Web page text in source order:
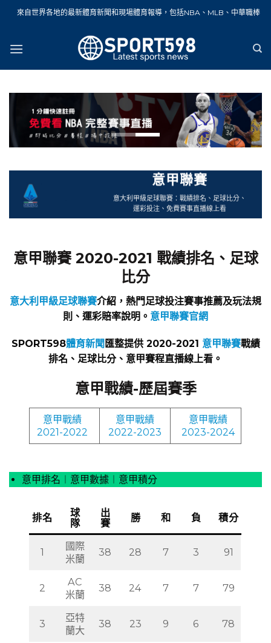
Skip
地的最新體育新聞和現場體育報導，包括NBA、MLB、中華職棒、籃球、網球
意甲聯賽
意大利甲級足球聯賽：戰績排名、足球比分、
運彩投注、免費賽事直播線上看
意甲聯賽 2020-2021 戰績排名、足球
比分
意大利甲級足球聯賽介紹，熱門足球投注賽事推薦及玩法規
則、運彩賠率說明。 意甲聯賽官網
SPORT598體育新聞匯整提供 2020-2021 意甲聯賽戰績
排名、足球比分、意甲賽程直播線上看。
意甲戰績-歷屆賽季
意甲戰績
2021-2022
意甲戰績
2022-2023
意甲戰績
2023-2024
意甲排名︱意甲數據︱意甲積分
排名
球
隊
出
賽
勝 和 負 積分
1
國際
米蘭
38 28 7 3 91
2
AC
米蘭
38 24 7 7 79
3
亞特
蘭大
38 23 9 6 78